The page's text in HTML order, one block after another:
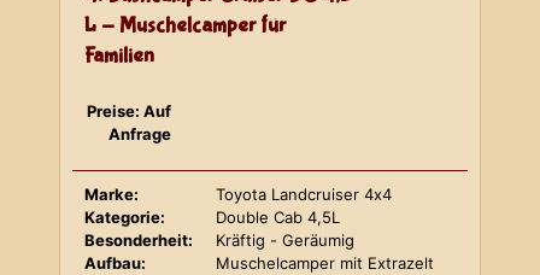
L - Muschelcamper für
Familien
Preise: Auf
Anfrage
Marke:
Toyota Landcruiser 4x4
Kategorie:
Double Cab 4,5L
Besonderheit:
Kräftig - Geräumig
Aufbau:
Muschelcamper mit Extrazelt